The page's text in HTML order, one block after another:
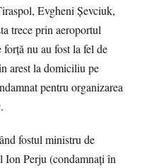
Evgheni Șevciuk,
trece prin aeroportul
nu au fost la fel de
arest la domiciliu pe
pentru organizarea
fostul ministru de
Ion Perju (condamnați în